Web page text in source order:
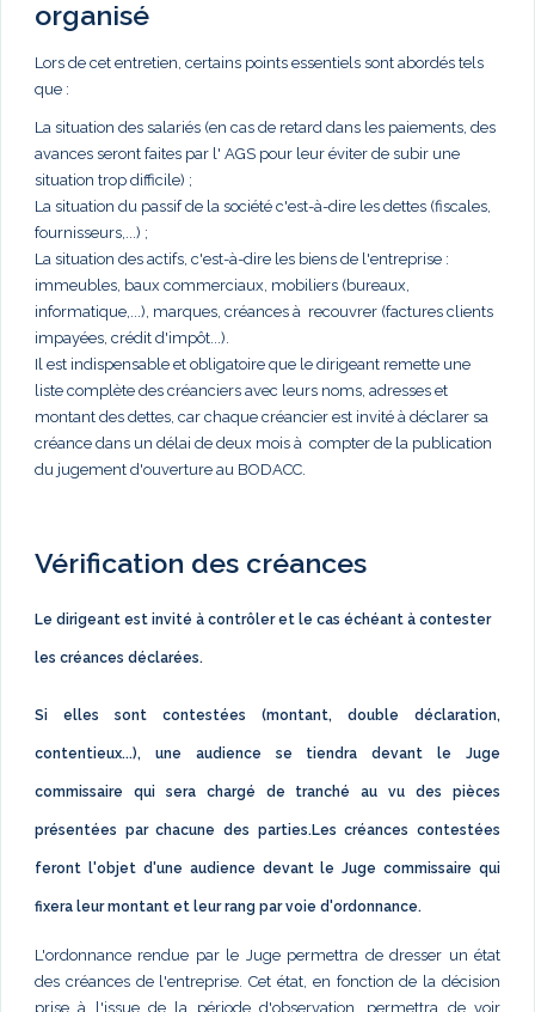
organisé
Lors de cet entretien, certains points essentiels sont abordés tels
que :
La situation des salariés (en cas de retard dans les paiements, des
avances seront faites par l' AGS pour leur éviter de subir une
situation trop difficile) ;
La situation du passif de la société c'est-à-dire les dettes (fiscales,
fournisseurs,...) ;
La situation des actifs, c'est-à-dire les biens de l'entreprise :
immeubles, baux commerciaux, mobiliers (bureaux,
informatique,...), marques, créances à recouvrer (factures clients
impayées, crédit d'impôt...).
Il est indispensable et obligatoire que le dirigeant remette une
liste complète des créanciers avec leurs noms, adresses et
montant des dettes, car chaque créancier est invité à déclarer sa
créance dans un délai de deux mois à compter de la publication
du jugement d'ouverture au BODACC.
Vérification des créances
Le dirigeant est invité à contrôler et le cas échéant à contester
les créances déclarées.
Si elles sont contestées (montant, double déclaration,
contentieux...), une audience se tiendra devant le Juge
commissaire qui sera chargé de tranché au vu des pièces
présentées par chacune des parties.Les créances contestées
feront l'objet d'une audience devant le Juge commissaire qui
fixera leur montant et leur rang par voie d'ordonnance.
L'ordonnance rendue par le Juge permettra de dresser un état
des créances de l'entreprise. Cet état, en fonction de la décision
prise à l'issue de la période d'observation, permettra de voir